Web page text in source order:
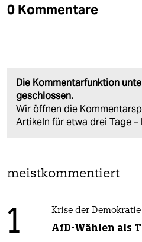
0 Kommentare
Die Kommentarfunktion
geschlossen.
Wir öffnen die
Artikeln für etwa drei Tage –
meistkommentiert
1 Krise der Demokratie
AfD-Wählen als